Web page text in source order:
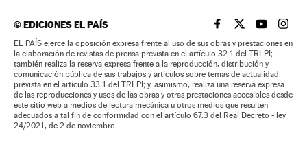
©EDICIONES EL PAÍS EL PAÍS BRASIL EN
EL PAÍSEL PAÍS
EL
EL PAÍS ejerce la oposición expresa frente al uso de sus obras y prestaciones en
la elaboración de revistas de prensa prevista en el artículo 32.1 del TRLPI;
también realiza la reserva expresa frente a la reproducción, distribución y
comunicación pública de sus trabajos y artículos sobre temas de actualidad
prevista en el artículo 33.1 del TRLPI; y, asimismo, realiza una reserva expresa
de las reproducciones y usos de las obras y otras prestaciones accesibles desde
este sitio web a medios de lectura mecánica u otros medios que resulten
adecuados a tal fin de conformidad con el artículo 67.3 del Real Decreto - ley
24/2021, de 2 de noviembre